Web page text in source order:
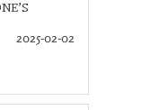
2025-02-02